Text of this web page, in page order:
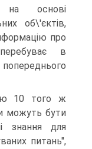
на основi
об\'єктiв,
про
в
10 того ж
можуть бути
знання для
питань",